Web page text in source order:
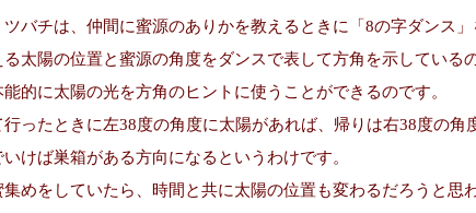
バチは、仲間に蜜源のありかを教えるときに「8の字ダンス」
太陽の位置と蜜源の角度をダンスで表して方角を示している
的に太陽の光を方角のヒントに使うことができるのです。
ったときに左38度の角度に太陽があれば、帰りは右38度の角
けば巣箱がある方向になるというわけです。
めをしていたら、時間と共に太陽の位置も変わるだろうと思